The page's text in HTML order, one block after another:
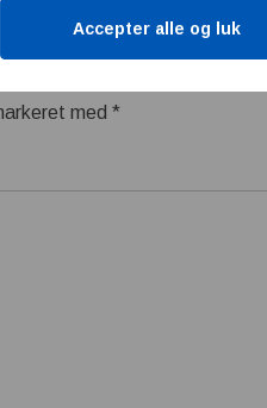
med*
Accepter alle og luk